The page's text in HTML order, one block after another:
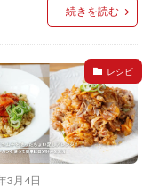
続きを読む
レシピ
3月4日
問い合わせ
パーティー餃子
ョドン
もち水餃子